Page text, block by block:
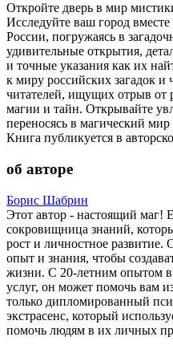
Откройте дверь в мир
Исследуйте ваш город
России, погружаясь в
удивительные открытия,
и точные указания как их
к миру российских загадок и
читателей, ищущих отрыв от
магии и тайн. Открывайте
переносясь в магический
Книга публикуется в
об авторе
Борис Шабрин
Этот автор - настоящий маг!
сокровищница знаний,
рост и личностное
опыт и знания, чтобы
жизни. С 20-летним опытом в
услуг, он может помочь вам
только дипломированный
экстрасенс, который
помочь людям в их личных